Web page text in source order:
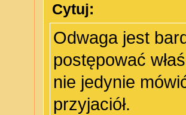
Cytuj:
Odwaga jest
postępować
nie jedynie
przyjaciół.